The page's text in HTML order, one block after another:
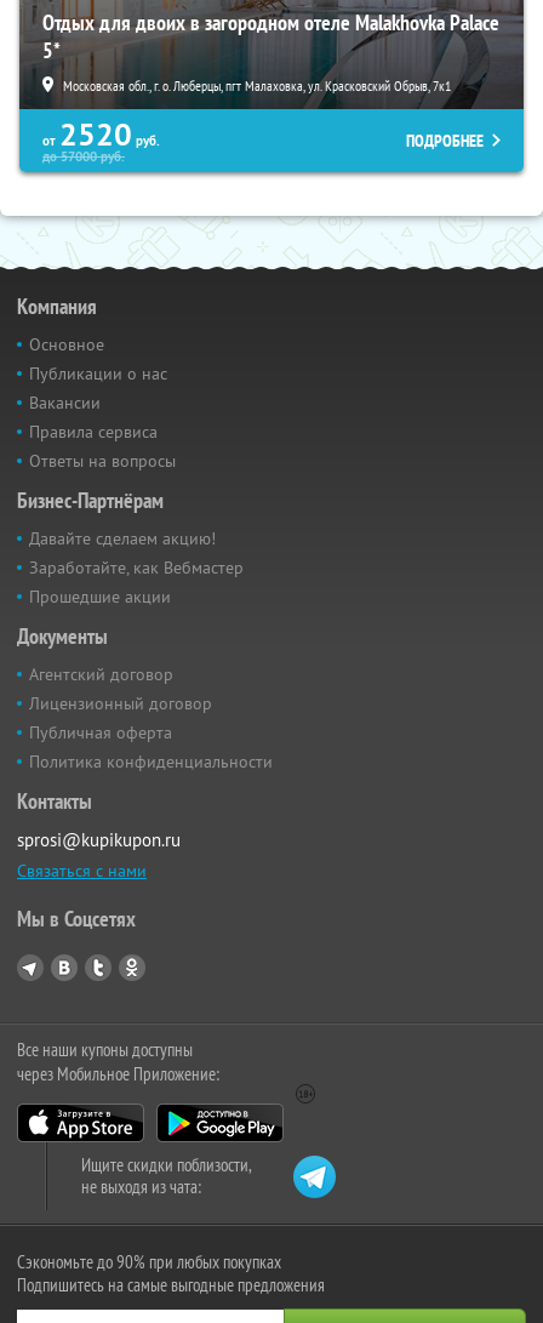
Отдых для двоих в загородном отеле Malakhovka Palace
5*
Московская обл., г. о. Люберцы, пгт Малаховка, ул. Красковский Обрыв, 7к1
от 2520 руб.
до57000руб.
ПОДРОБНЕЕ
Компания
Основное
Публикации о нас
Вакансии
Правила сервиса
Ответы на вопросы
Бизнес-Партнёрам
Давайте сделаем акцию!
Заработайте, как Вебмастер
Прошедшие акции
Документы
Агентский договор
Лицензионный договор
Публичная оферта
Политика конфиденциальности
Контакты
sprosi@kupikupon.ru
Связаться с нами
Мы в Соцсетях
Все наши купоны доступны
через Мобильное Приложение:
Ищите скидки поблизости,
не выходя из чата:
Сэкономьте до 90% при любых покупках
Подпишитесь на самые выгодные предложения